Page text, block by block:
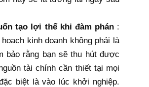
tạo lợi thế khi đàm phán :
kinh doanh không phải là
bảo rằng bạn sẽ thu hút được
tài chính cần thiết tại mọi
biệt là vào lúc khởi nghiệp.